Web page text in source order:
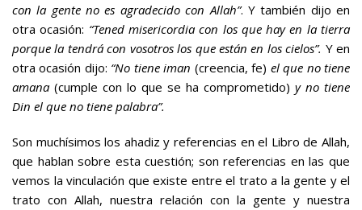
con la gente no es agradecido con Allah”. Y también dijo en
otra ocasión: “Tened misericordia con los que hay en la tierra
porque la tendrá con vosotros los que están en los cielos”. Y en
otra ocasión dijo: “No tiene iman (creencia, fe) el que no tiene
amana (cumple con lo que se ha comprometido) y no tiene
Din el que no tiene palabra”.
Son muchísimos los ahadiz y referencias en el Libro de Allah,
que hablan sobre esta cuestión; son referencias en las que
vemos la vinculación que existe entre el trato a la gente y el
trato con Allah, nuestra relación con la gente y nuestra